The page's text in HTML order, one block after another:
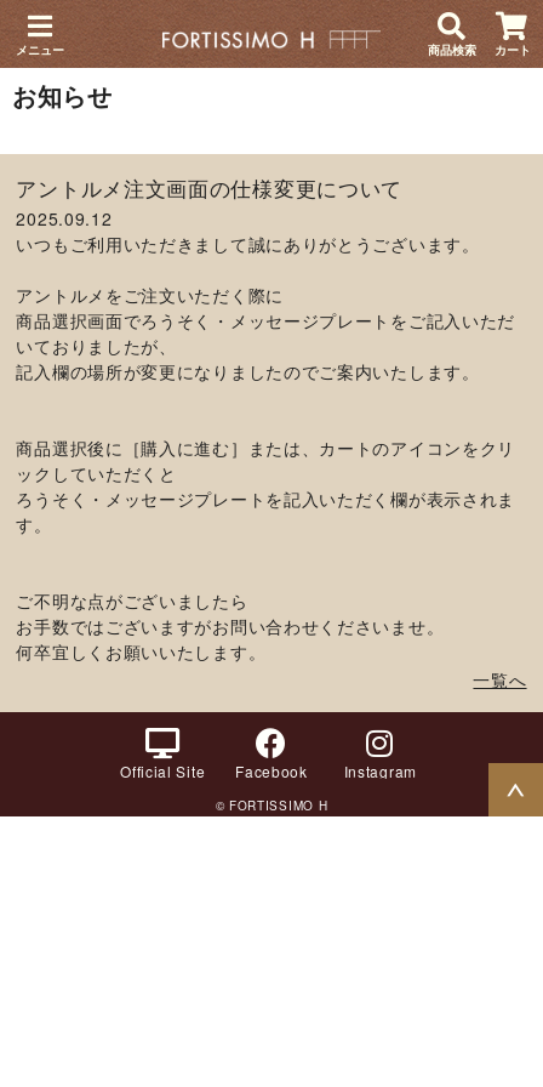
メニュー 商品検索 カート
お知らせ
アントルメ注文画面の仕様変更について
2025.09.12
いつもご利用いただきまして誠にありがとうございます。
アントルメをご注文いただく際に
商品選択画面でろうそく・メッセージプレートをご記入いただ
いておりましたが、
記入欄の場所が変更になりましたのでご案内いたします。
商品選択後に［購入に進む］または、カートのアイコンをクリ
ックしていただくと
ろうそく・メッセージプレートを記入いただく欄が表示されま
す。
ご不明な点がございましたら
お手数ではございますがお問い合わせくださいませ。
何卒宜しくお願いいたします。
一覧へ
Official Site Facebook Instagram
© FORTISSIMO H